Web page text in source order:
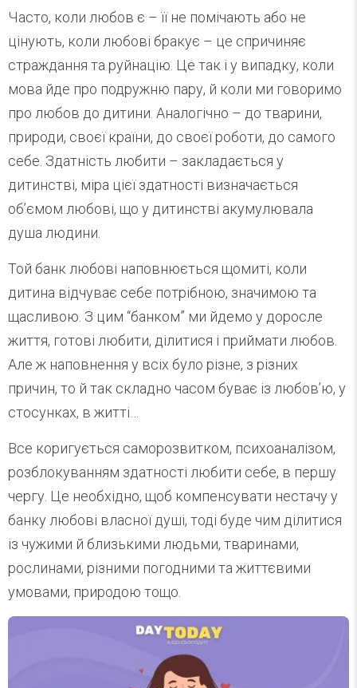
Часто, коли любов є – її не помічають або не
цінують, коли любові бракує – це спричиняє
страждання та руйнацію. Це так і у випадку, коли
мова йде про подружню пару, й коли ми говоримо
про любов до дитини. Аналогічно – до тварини,
природи, своєї країни, до своєї роботи, до самого
себе. Здатність любити – закладається у
дитинстві, міра цієї здатності визначається
об’ємом любові, що у дитинстві акумулювала
душа людини.
Той банк любові наповнюється щомиті, коли
дитина відчуває себе потрібною, значимою та
щасливою. З цим “банком” ми йдемо у доросле
життя, готові любити, ділитися і приймати любов.
Але ж наповнення у всіх було різне, з різних
причин, то й так складно часом буває із любов’ю, у
стосунках, в житті…
Все коригується саморозвитком, психоаналізом,
розблокуванням здатності любити себе, в першу
чергу. Це необхідно, щоб компенсувати нестачу у
банку любові власної душі, тоді буде чим ділитися
із чужими й близькими людьми, тваринами,
рослинами, різними погодними та життєвими
умовами, природою тощо.